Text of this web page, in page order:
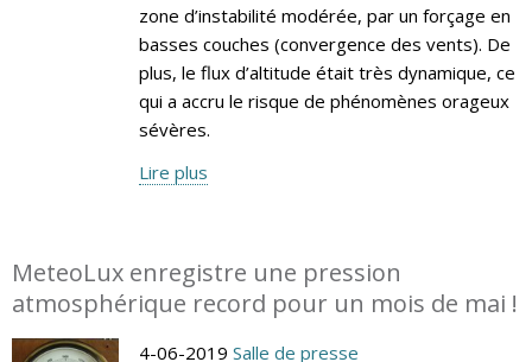
zone d’instabilité modérée, par un forçage en
basses couches (convergence des vents). De
plus, le flux d’altitude était très dynamique, ce
qui a accru le risque de phénomènes orageux
sévères.
Lire plus
MeteoLux enregistre une pression
atmosphérique record pour un mois de mai !
4-06-2019 Salle de presse